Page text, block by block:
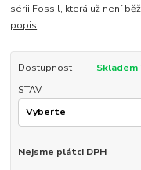
sérii Fossil, která už není
popis
Dostupnost
Skladem
STAV
Nejsme plátci DPH